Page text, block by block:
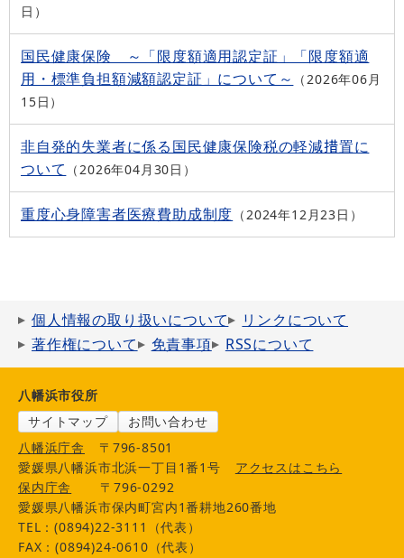
日
国民健康保険 ～「限度額適用認定証」「限度額適
用・標準負担額減額認定証」について～
2026年06月
15日
非自発的失業者に係る国民健康保険税の軽減措置に
ついて
2026年04月30日
重度心身障害者医療費助成制度 2024年12月23日
個人情報の取り扱いについて
リンクについて
著作権について
免責事項 RSSについて
八幡浜市役所
サイトマップ
お問い合わせ
八幡浜庁舎
〒796-8501
愛媛県八幡浜市北浜一丁目1番1号
アクセスはこちら
保内庁舎
〒796-0292
愛媛県八幡浜市保内町宮内1番耕地260番地
TEL：(0894)22-3111（代表）
FAX：(0894)24-0610（代表）